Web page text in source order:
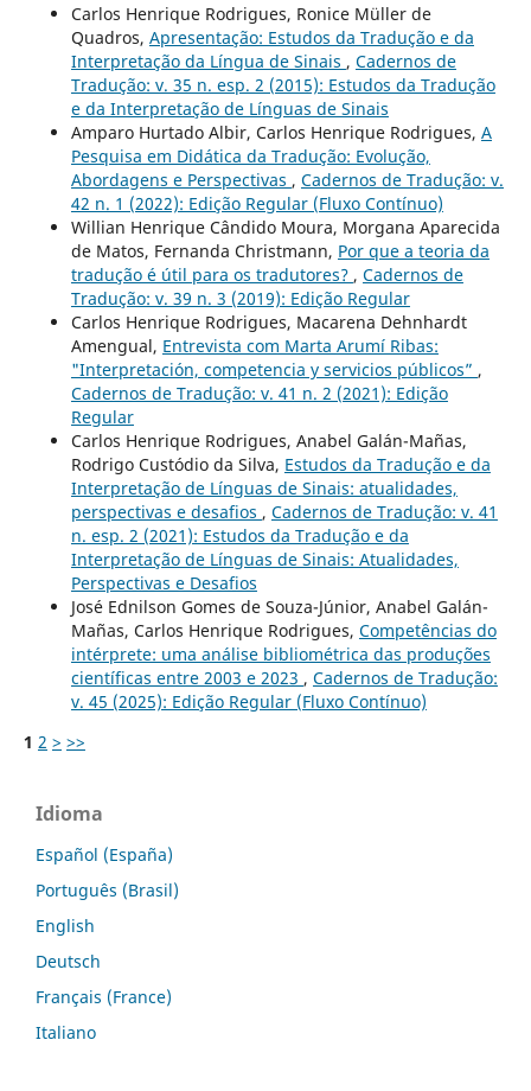
Carlos Henrique Rodrigues, Ronice Müller de
Quadros, Apresentação: Estudos da Tradução e da
Interpretação da Língua de Sinais , Cadernos de
Tradução: v. 35 n. esp. 2 (2015): Estudos da Tradução
e da Interpretação de Línguas de Sinais
Amparo Hurtado Albir, Carlos Henrique Rodrigues, A
Pesquisa em Didática da Tradução: Evolução,
Abordagens e Perspectivas , Cadernos de Tradução: v.
42 n. 1 (2022): Edição Regular (Fluxo Contínuo)
Willian Henrique Cândido Moura, Morgana Aparecida
de Matos, Fernanda Christmann, Por que a teoria da
tradução é útil para os tradutores? , Cadernos de
Tradução: v. 39 n. 3 (2019): Edição Regular
Carlos Henrique Rodrigues, Macarena Dehnhardt
Amengual, Entrevista com Marta Arumí Ribas:
"Interpretación, competencia y servicios públicos” ,
Cadernos de Tradução: v. 41 n. 2 (2021): Edição
Regular
Carlos Henrique Rodrigues, Anabel Galán-Mañas,
Rodrigo Custódio da Silva, Estudos da Tradução e da
Interpretação de Línguas de Sinais: atualidades,
perspectivas e desafios , Cadernos de Tradução: v. 41
n. esp. 2 (2021): Estudos da Tradução e da
Interpretação de Línguas de Sinais: Atualidades,
Perspectivas e Desafios
José Ednilson Gomes de Souza-Júnior, Anabel Galán-
Mañas, Carlos Henrique Rodrigues, Competências do
intérprete: uma análise bibliométrica das produções
científicas entre 2003 e 2023 , Cadernos de Tradução:
v. 45 (2025): Edição Regular (Fluxo Contínuo)
1 2 > >>
Idioma
Español (España)
Português (Brasil)
English
Deutsch
Français (France)
Italiano